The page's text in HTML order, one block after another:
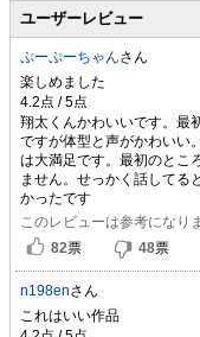
ユーザーレビュー
ぷーぷーちゃんさん
楽しめました
翔太くんかわいいです。最
ですが体型と声がかわいい
は大満足です。最初のとこ
ません。せっかく話してる
かったです
このレビューは参考になり
82票 48票
n198enさん
これはいい作品